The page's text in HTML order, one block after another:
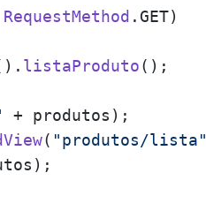
RequestMethod . GET
listaProduto();
+ produtos);
( "produtos/lista"